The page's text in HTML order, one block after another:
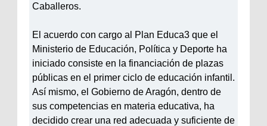
Caballeros.
El acuerdo con cargo al Plan Educa3 que el
Ministerio de Educación, Política y Deporte ha
iniciado consiste en la financiación de plazas
públicas en el primer ciclo de educación infantil.
Así mismo, el Gobierno de Aragón, dentro de
sus competencias en materia educativa, ha
decidido crear una red adecuada y suficiente de